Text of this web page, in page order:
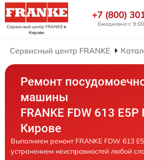
Сервисный центр FRANKEв
Кирове
+7 (800)
Ежедневно с
Сервисный центр FRANKE
Ремонт
машины
FRANKE FDW 613 E5P
Кирове
Выполняем ремонт FRANKE FDW 613
устранением неисправностей любой